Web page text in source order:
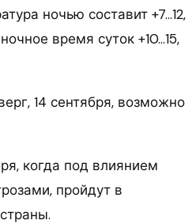
ночью составит +7…12,
время суток +10…15,
14 сентября, возможно
когда под влиянием
пройдут в